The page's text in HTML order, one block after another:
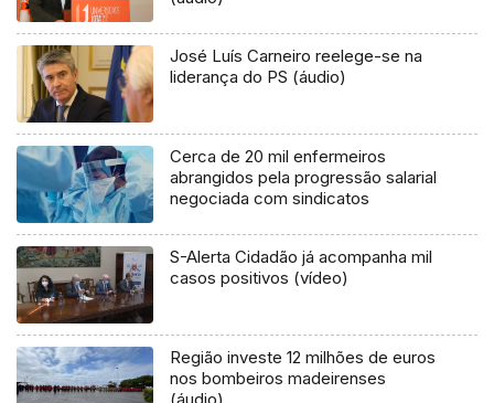
José Luís Carneiro reelege-se na
liderança do PS (áudio)
Cerca de 20 mil enfermeiros
abrangidos pela progressão salarial
negociada com sindicatos
S-Alerta Cidadão já acompanha mil
casos positivos (vídeo)
Região investe 12 milhões de euros
nos bombeiros madeirenses